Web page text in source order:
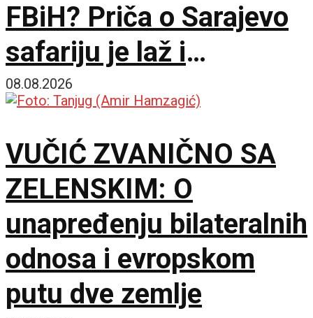
FBiH? Priča o Sarajevo
safariju je laž i
propaganda
08.08.2026
VUČIĆ ZVANIČNO SA
ZELENSKIM: O
unapređenju bilateralnih
odnosa i evropskom
putu dve zemlje